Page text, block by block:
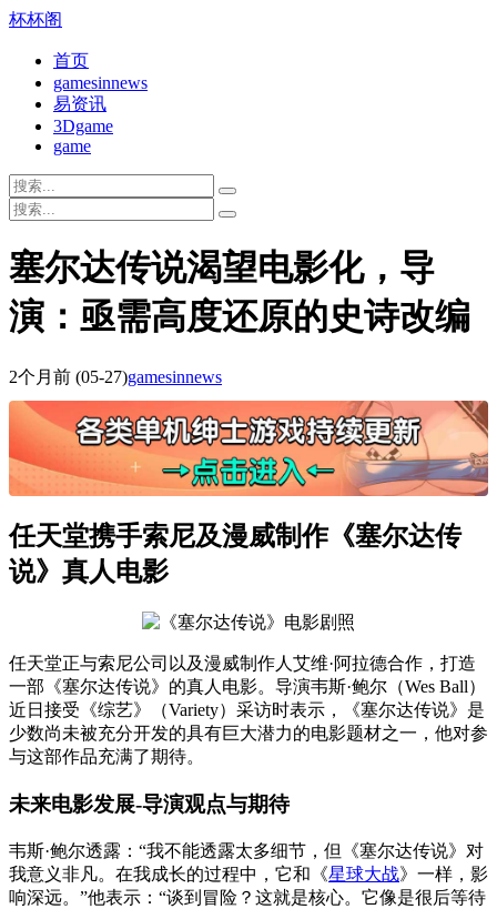
杯杯阁
首页
gamesinnews
易资讯
3Dgame
game
塞尔达传说渴望电影化，导
演：亟需高度还原的史诗改编
2个月前 (05-27)gamesinnews
任天堂携手索尼及漫威制作《塞尔达传
说》真人电影
任天堂正与索尼公司以及漫威制作人艾维·阿拉德合作，打造
一部《塞尔达传说》的真人电影。导演韦斯·鲍尔（Wes Ball）
近日接受《综艺》（Variety）采访时表示，《塞尔达传说》是
少数尚未被充分开发的具有巨大潜力的电影题材之一，他对参
与这部作品充满了期待。
未来电影发展-导演观点与期待
韦斯·鲍尔透露：“我不能透露太多细节，但《塞尔达传说》对
我意义非凡。在我成长的过程中，它和《星球大战》一样，影
响深远。”他表示：“谈到冒险？这就是核心。它像是很后等待